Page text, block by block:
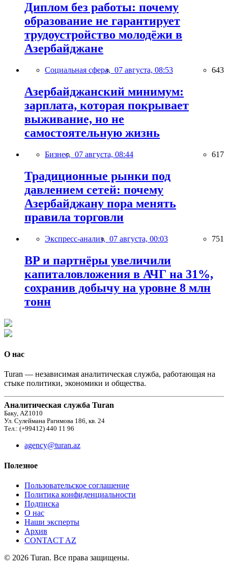
Диплом без работы: почему
образование не гарантирует
трудоустройство молодёжи в
Азербайджане
Социальная сфера, 07 августа, 08:53 643
Азербайджанский минимум:
зарплата, которая покрывает
выживание, но не
самостоятельную жизнь
Бизнес, 07 августа, 08:44 617
Традиционные рынки под
давлением сетей: почему
Азербайджану пора менять
правила торговли
Экспресс-анализ, 07 августа, 00:03 751
BP и партнёры увеличили
капиталовложения в АЧГ на 31%,
сохранив добычу на уровне 8 млн
тонн
О нас
Turan — независимая аналитическая служба, работающая на
стыке политики, экономики и общества.
Аналитическая служба Turan
Баку, AZ1010
Ул. Сулеймана Рагимова 186, кв. 24
Тел.: (+99412) 440 11 96
agency@turan.az
Полезное
Пользовательское соглашение
Политика конфиденциальности
Подписка
О нас
Наши эксперты
Архив
CONTACT AZ
© 2026 Turan. Все права защищены.